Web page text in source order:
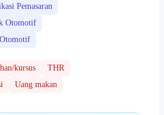
Pemasaran
Otomotif
kursus
THR
Uang makan